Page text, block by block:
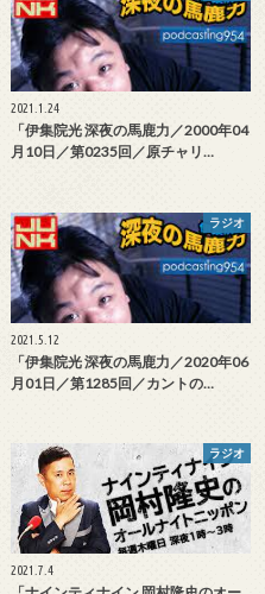
2021.1.24
「伊集院光 深夜の馬鹿力／2000年04
月10日／第0235回／原チャリ…
ラジオ
2021.5.12
「伊集院光 深夜の馬鹿力／2020年06
月01日／第1285回／カントの…
ラジオ
2021.7.4